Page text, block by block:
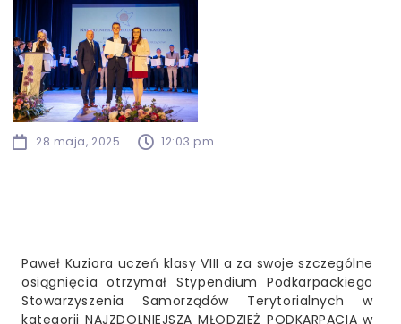
28 maja, 2025 12:03 pm
Paweł Kuziora uczeń klasy VIII a za swoje szczególne
osiągnięcia otrzymał Stypendium Podkarpackiego
Stowarzyszenia Samorządów Terytorialnych w
kategorii NAJZDOLNIEJSZA MŁODZIEŻ PODKARPACIA w